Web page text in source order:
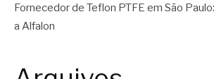
Fornecedor de Teflon PTFE em São
a Alfalon